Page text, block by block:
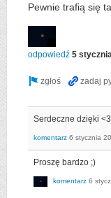
Pewnie trafią się
odpowiedź 5
Serdeczne dzięki <3
komentarz 6 stycznia
Proszę bardzo ;)
komentarz 6